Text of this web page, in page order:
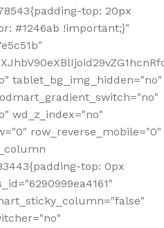
top: 20px
#1246ab !important;}"
tablet_bg_img_hidden="no"
wd_z_index="no"
row_reverse_mobile="0"
top: 0px